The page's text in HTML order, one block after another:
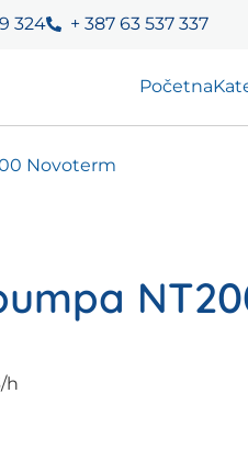
324 + 387 63 537 337
Početna
h